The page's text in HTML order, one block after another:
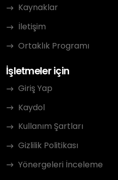
Kaynaklar
İletişim
Ortaklık Programı
İşletmeler için
Giriş Yap
Kaydol
Kullanım Şartları
Gizlilik Politikası
Yönergeleri İnceleme